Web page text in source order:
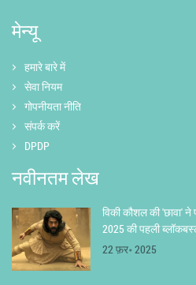
मेन्यू
हमारे बारे में
सेवा नियम
गोपनीयता नीति
संपर्क करें
DPDP
नवीनतम लेख
विकी कौशल की 'छावा'
2025 की पहली
22 फ़र॰ 2025